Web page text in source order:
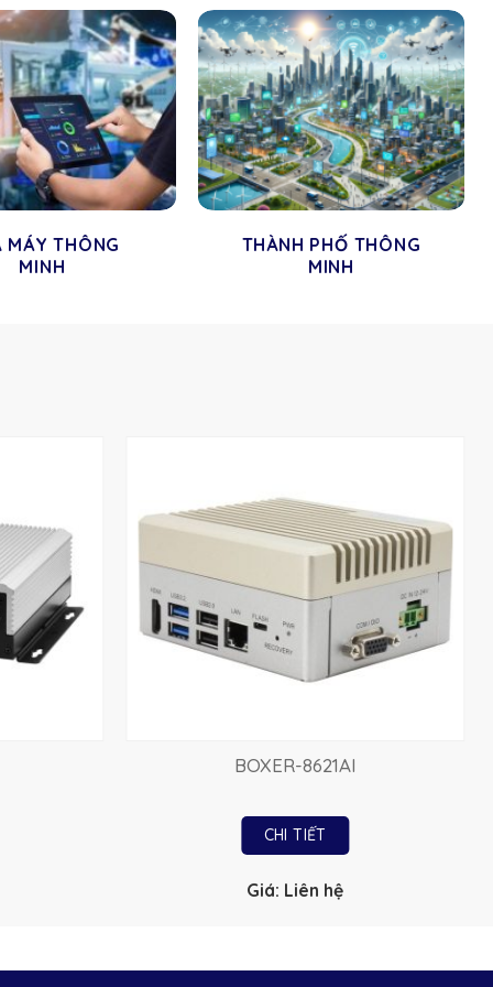
MÁY THÔNG
MINH
THÀNH PHỐ THÔNG
MINH
BOXER-8621AI
CHI TIẾT
Giá: Liên hệ